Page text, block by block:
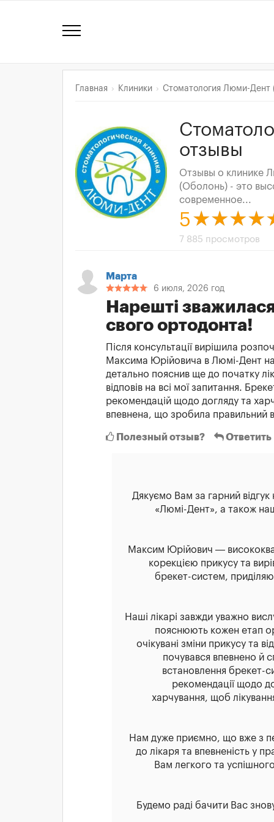
Главная Клиники Стоматология Люми-Дент
отзывы
Отзывы о клинике
(Оболонь) - это
современное...
5
7 885 просмотров
Марта
6 июля, 2026 год
Нарешті
свого ортодонта!
Після консультації вирішила
Максима Юрійовича в Люмі-Дент
детально пояснив ще до початку
відповів на всі мої запитання.
рекомендацій щодо догляду та
впевнена, що зробила правильний
Полезный отзыв? Ответить
Дякуємо Вам за гарний відгук
«Люмі-Дент», а також
Максим Юрійович —
корекцією прикусу та
брекет-систем,
Наші лікарі завжди уважно
пояснюють кожен етап
очікувані зміни прикусу та
почувався впевнено й
встановлення брекет-
рекомендації щодо
харчування, щоб
Нам дуже приємно, що вже з
до лікаря та впевненість у
Вам легкого та
Будемо раді бачити Вас